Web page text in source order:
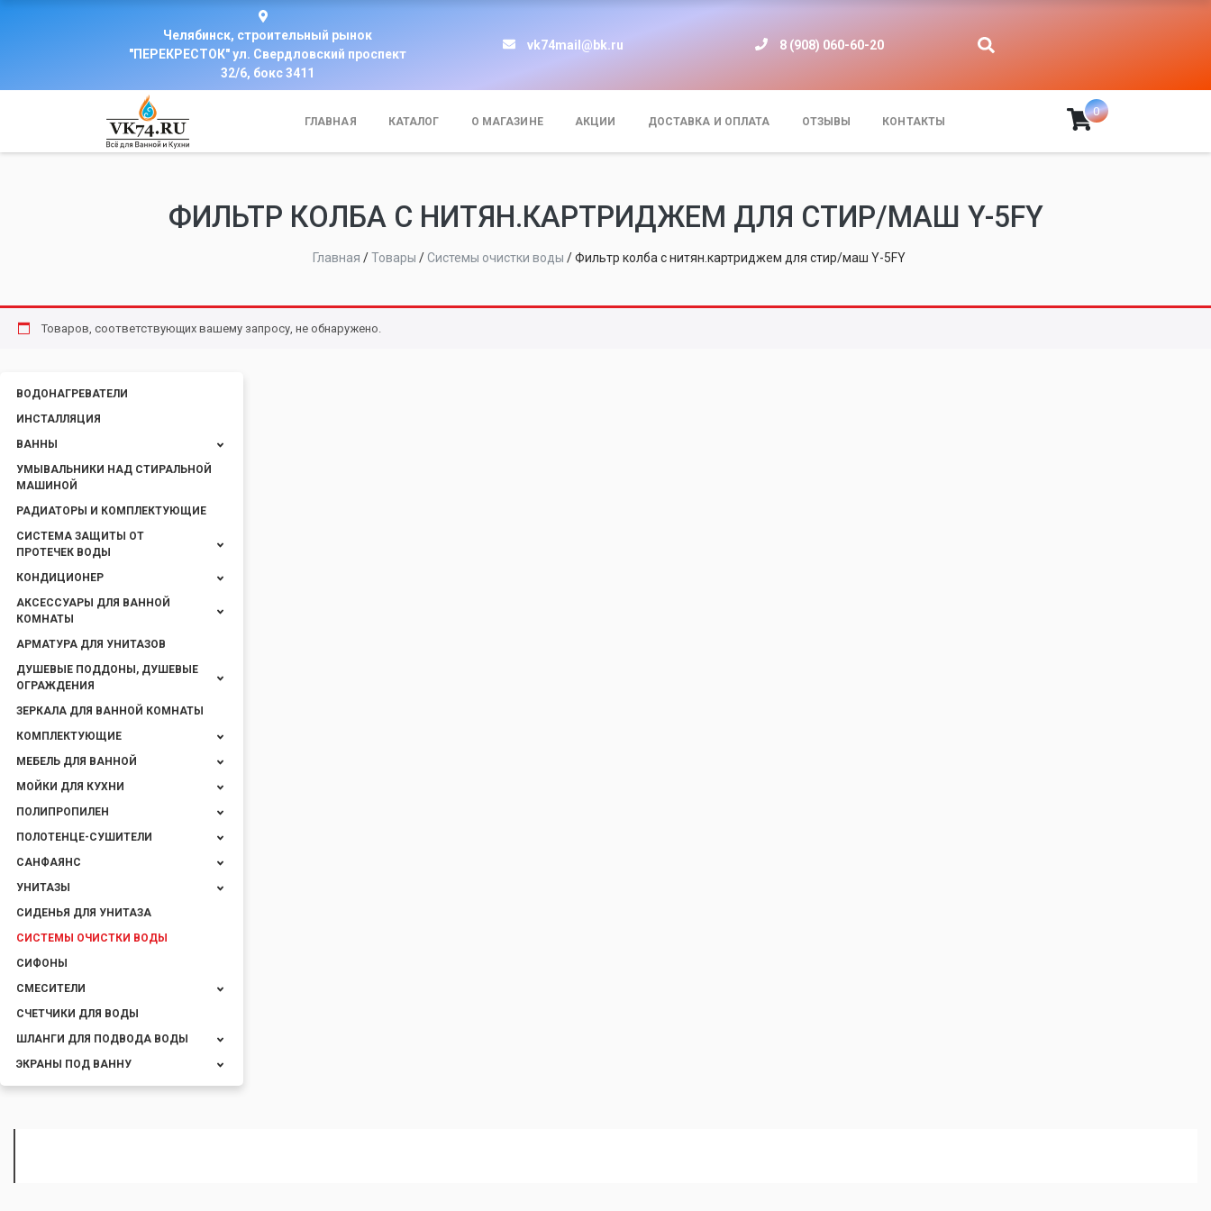
Челябинск, строительный рынок
"ПЕРЕКРЕСТОК" ул. Свердловский проспект
32/6, бокс 3411
vk74mail@bk.ru 8 (908) 060-60-20
ГЛАВНАЯ КАТАЛОГ О МАГАЗИНЕ АКЦИИ ДОСТАВКА И ОПЛАТА ОТЗЫВЫ КОНТАКТЫ
0
ФИЛЬТР КОЛБА С НИТЯН.КАРТРИДЖЕМ ДЛЯ СТИР/МАШ Y-5FY
Главная /Товары /Системы очистки воды /Фильтр колба с нитян.картриджем для стир/маш Y-5FY
Товаров, соответствующих вашему запросу, не обнаружено.
ВОДОНАГРЕВАТЕЛИ
ИНСТАЛЛЯЦИЯ
ВАННЫ
УМЫВАЛЬНИКИ НАД СТИРАЛЬНОЙ
МАШИНОЙ
РАДИАТОРЫ И КОМПЛЕКТУЮЩИЕ
СИСТЕМА ЗАЩИТЫ ОТ
ПРОТЕЧЕК ВОДЫ
КОНДИЦИОНЕР
АКСЕССУАРЫ ДЛЯ ВАННОЙ
КОМНАТЫ
АРМАТУРА ДЛЯ УНИТАЗОВ
ДУШЕВЫЕ ПОДДОНЫ, ДУШЕВЫЕ
ОГРАЖДЕНИЯ
ЗЕРКАЛА ДЛЯ ВАННОЙ КОМНАТЫ
КОМПЛЕКТУЮЩИЕ
МЕБЕЛЬ ДЛЯ ВАННОЙ
МОЙКИ ДЛЯ КУХНИ
ПОЛИПРОПИЛЕН
ПОЛОТЕНЦЕ-СУШИТЕЛИ
САНФАЯНС
УНИТАЗЫ
СИДЕНЬЯ ДЛЯ УНИТАЗА
СИСТЕМЫ ОЧИСТКИ ВОДЫ
СИФОНЫ
СМЕСИТЕЛИ
СЧЕТЧИКИ ДЛЯ ВОДЫ
ШЛАНГИ ДЛЯ ПОДВОДА ВОДЫ
ЭКРАНЫ ПОД ВАННУ